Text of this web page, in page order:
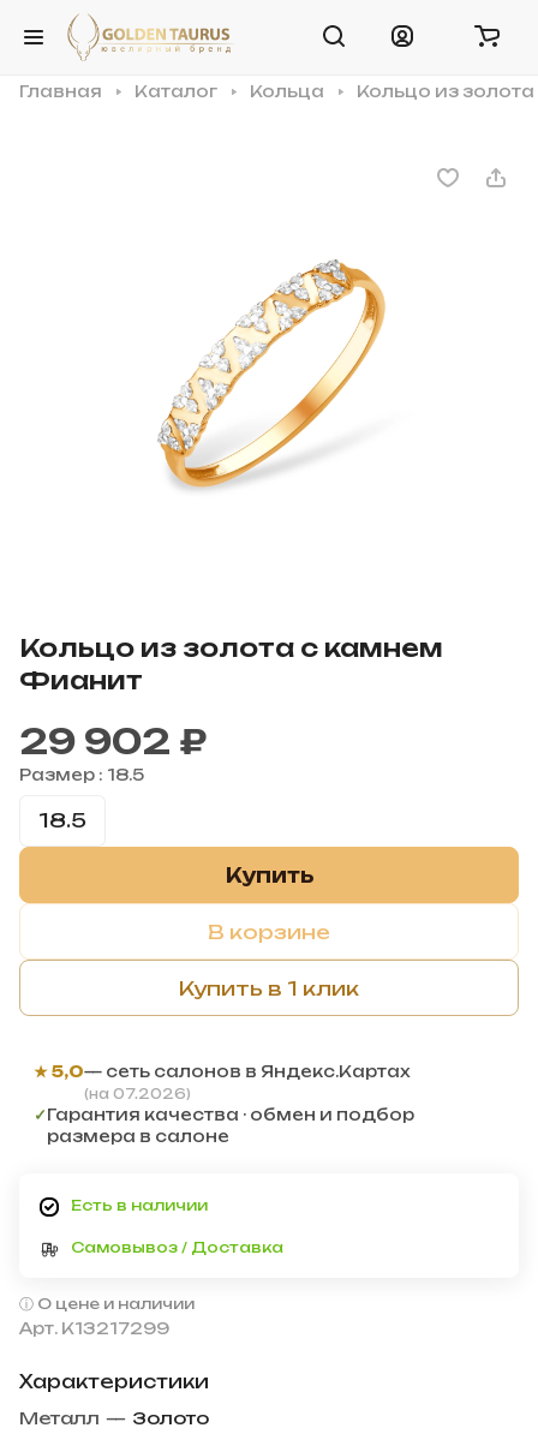
Главная Каталог Кольца Кольцо из
Кольцо из золота с камнем
Фианит
Арт. К13217299
Характеристики
Металл — Золото
29 902 ₽
Размер : 18.5
18.5
Купить
В корзине
Купить в 1 клик
★ 5,0— сеть салонов в Яндекс.Картах
(на 07.2026)
✓Гарантия качества · обмен и подбор
размера в салоне
Есть в наличии
Самовывоз / Доставка
О цене и наличии